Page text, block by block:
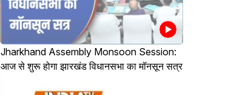
Jharkhand Assembly Monsoon Session:
आज से शुरू होगा झारखंड विधानसभा का मॉनसून सत्र